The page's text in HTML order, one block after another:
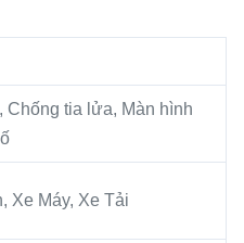
Chống tia lửa, Màn hình
Xe Máy, Xe Tải